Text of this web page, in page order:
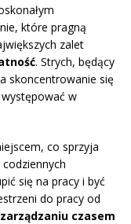
które pragną
zalet
. Strych, będący
skoncentrowanie się
w
co sprzyja
codziennych
się na pracy i być
do pracy od
czasem